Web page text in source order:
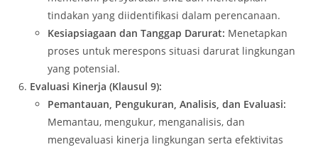
tindakan yang diidentifikasi dalam perencanaan.
Kesiapsiagaan dan Tanggap Darurat: Menetapkan
proses untuk merespons situasi darurat lingkungan
yang potensial.
Evaluasi Kinerja (Klausul 9):
Pemantauan, Pengukuran, Analisis, dan Evaluasi:
Memantau, mengukur, menganalisis, dan
mengevaluasi kinerja lingkungan serta efektivitas